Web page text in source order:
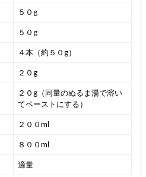
５０g
５０g
４本（約５０g）
２０g
２０g（同量のぬるま湯で溶い
てペーストにする）
２００ml
８００ml
適量